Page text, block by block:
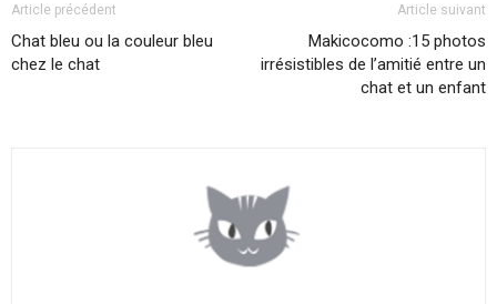
Article précédent
Chat bleu ou la couleur bleu
chez le chat
Article suivant
Makicocomo :15 photos
irrésistibles de l’amitié entre un
chat et un enfant